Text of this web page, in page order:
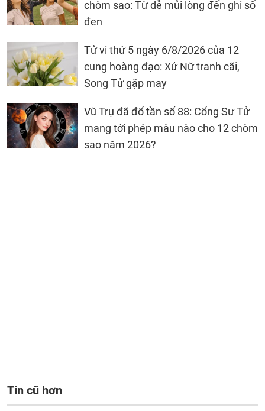
chòm sao: Từ dễ mủi lòng đến ghi sổ
đen
Tử vi thứ 5 ngày 6/8/2026 của 12
cung hoàng đạo: Xử Nữ tranh cãi,
Song Tử gặp may
Vũ Trụ đã đổ tần số 88: Cổng Sư Tử
mang tới phép màu nào cho 12 chòm
sao năm 2026?
Tin cũ hơn